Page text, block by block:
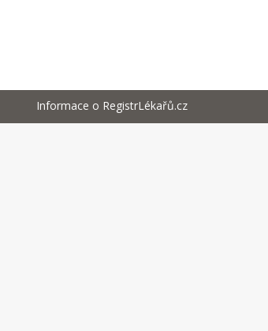
Informace o RegistrLékařů.cz